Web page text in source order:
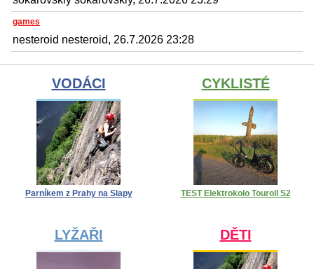
games
nesteroid nesteroid, 26.7.2026 23:28
VODÁCI
Parníkem z Prahy na Slapy
CYKLISTÉ
TEST Elektrokolo Touroll S2
LYŽAŘI DĚTI